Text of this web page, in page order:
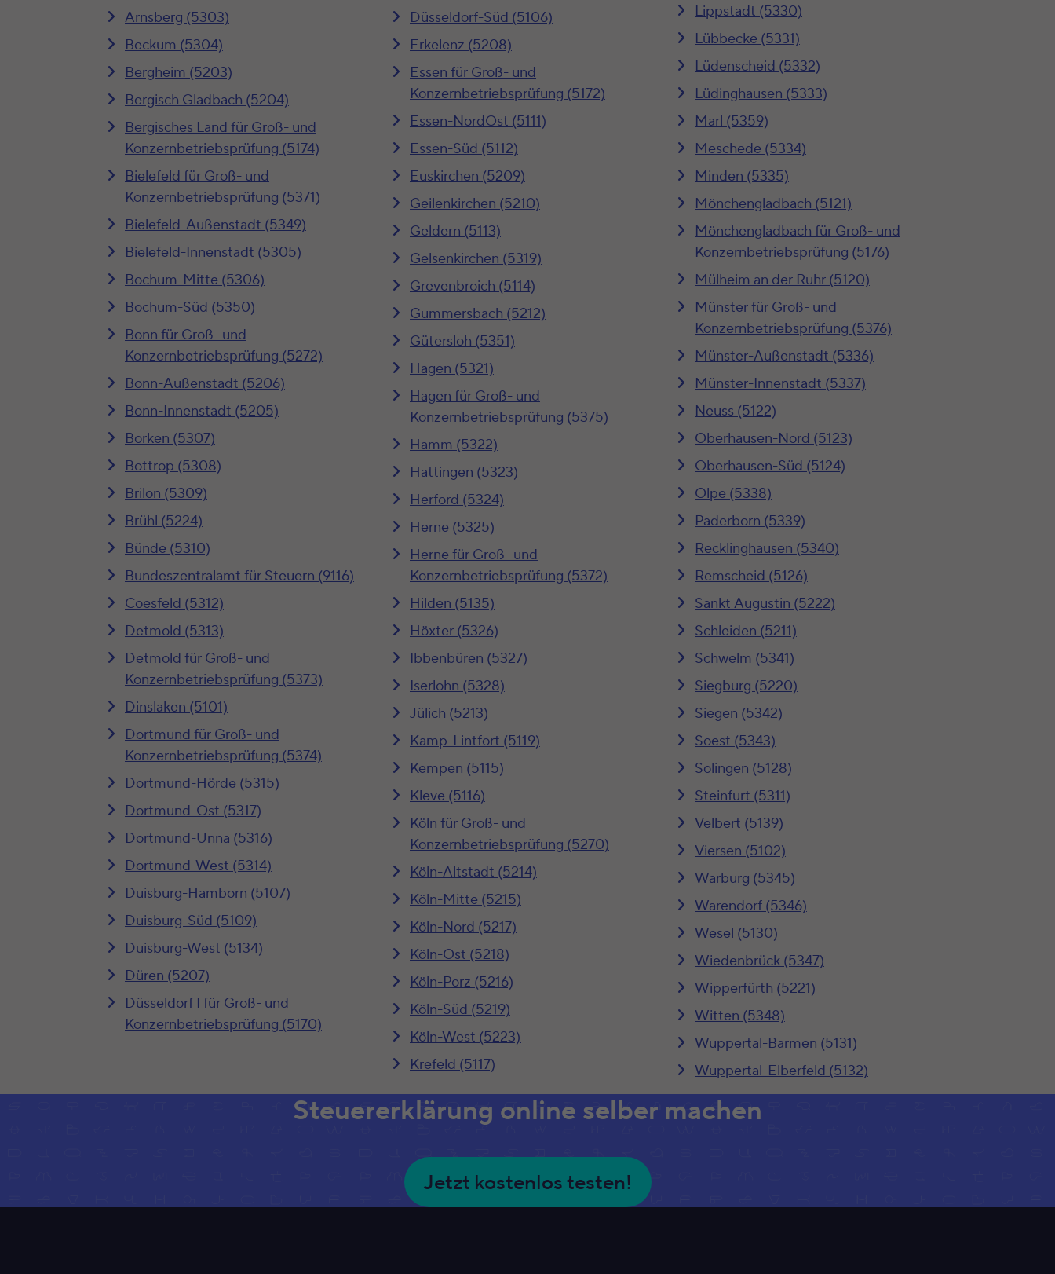
Arnsberg (5303)
Beckum (5304)
Bergheim (5203)
Bergisch Gladbach (5204)
Bergisches Land für Groß- und
Konzernbetriebsprüfung (5174)
Bielefeld für Groß- und
Konzernbetriebsprüfung (5371)
Bielefeld-Außenstadt (5349)
Bielefeld-Innenstadt (5305)
Bochum-Mitte (5306)
Bochum-Süd (5350)
Bonn für Groß- und
Konzernbetriebsprüfung (5272)
Bonn-Außenstadt (5206)
Bonn-Innenstadt (5205)
Borken (5307)
Bottrop (5308)
Brilon (5309)
Brühl (5224)
Bünde (5310)
Bundeszentralamt für Steuern (9116)
Coesfeld (5312)
Detmold (5313)
Detmold für Groß- und
Konzernbetriebsprüfung (5373)
Dinslaken (5101)
Dortmund für Groß- und
Konzernbetriebsprüfung (5374)
Dortmund-Hörde (5315)
Dortmund-Ost (5317)
Dortmund-Unna (5316)
Dortmund-West (5314)
Duisburg-Hamborn (5107)
Duisburg-Süd (5109)
Duisburg-West (5134)
Düren (5207)
Düsseldorf I für Groß- und
Konzernbetriebsprüfung (5170)
Düsseldorf-Süd (5106)
Erkelenz (5208)
Essen für Groß- und
Konzernbetriebsprüfung (5172)
Essen-NordOst (5111)
Essen-Süd (5112)
Euskirchen (5209)
Geilenkirchen (5210)
Geldern (5113)
Gelsenkirchen (5319)
Grevenbroich (5114)
Gummersbach (5212)
Gütersloh (5351)
Hagen (5321)
Hagen für Groß- und
Konzernbetriebsprüfung (5375)
Hamm (5322)
Hattingen (5323)
Herford (5324)
Herne (5325)
Herne für Groß- und
Konzernbetriebsprüfung (5372)
Hilden (5135)
Höxter (5326)
Ibbenbüren (5327)
Iserlohn (5328)
Jülich (5213)
Kamp-Lintfort (5119)
Kempen (5115)
Kleve (5116)
Köln für Groß- und
Konzernbetriebsprüfung (5270)
Köln-Altstadt (5214)
Köln-Mitte (5215)
Köln-Nord (5217)
Köln-Ost (5218)
Köln-Porz (5216)
Köln-Süd (5219)
Köln-West (5223)
Krefeld (5117)
Lippstadt (5330)
Lübbecke (5331)
Lüdenscheid (5332)
Lüdinghausen (5333)
Marl (5359)
Meschede (5334)
Minden (5335)
Mönchengladbach (5121)
Mönchengladbach für Groß- und
Konzernbetriebsprüfung (5176)
Mülheim an der Ruhr (5120)
Münster für Groß- und
Konzernbetriebsprüfung (5376)
Münster-Außenstadt (5336)
Münster-Innenstadt (5337)
Neuss (5122)
Oberhausen-Nord (5123)
Oberhausen-Süd (5124)
Olpe (5338)
Paderborn (5339)
Recklinghausen (5340)
Remscheid (5126)
Sankt Augustin (5222)
Schleiden (5211)
Schwelm (5341)
Siegburg (5220)
Siegen (5342)
Soest (5343)
Solingen (5128)
Steinfurt (5311)
Velbert (5139)
Viersen (5102)
Warburg (5345)
Warendorf (5346)
Wesel (5130)
Wiedenbrück (5347)
Wipperfürth (5221)
Witten (5348)
Wuppertal-Barmen (5131)
Wuppertal-Elberfeld (5132)
Steuererklärung online selber machen
Jetzt kostenlos testen!